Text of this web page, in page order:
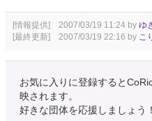
[情報提供] 2007/03/19 11:24 by ゆ
[最終更新] 2007/03/19 22:16 by こ
お気に入りに登録すると
映されます。
好きな団体を応援しましょう！